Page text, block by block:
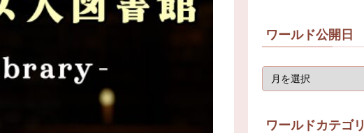
ワールド公開日
ワールドカテゴリ